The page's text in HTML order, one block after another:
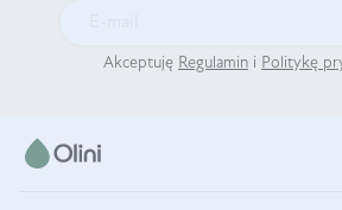
Akceptuję Regulamin i Politykę